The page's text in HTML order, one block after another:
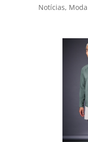
Notícias, Moda